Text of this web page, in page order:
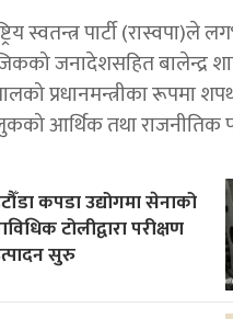
स्वतन्त्र पार्टी (रास्वपा)ले
जनादेशसहित बालेन्द्र
प्रधानमन्त्रीका रूपमा
आर्थिक तथा राजनीतिक
कपडा उद्योगमा सेनाको
टोलीद्वारा परीक्षण
सुरु